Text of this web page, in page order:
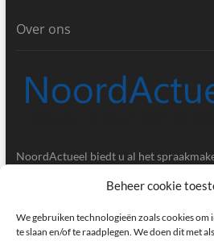
Beheer cookie
We gebruiken technologieën zoals cookies
te slaan en/of te raadplegen. We doen dit met
Over ons
NoordActueel biedt u al het
Gegevens